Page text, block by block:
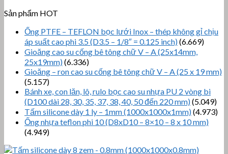
Sản phẩm HOT
Ống PTFE – TEFLON bọc lưới Inox – thép không gỉ chịu
áp suất cao phi 3.5 (D3.5 – 1/8″ = 0.125 inch)(6.669)
Gioăng cao su cống bê tông chữ V – A (25x14mm,
25x19mm)(6.336)
Gioăng – ron cao su cống bê tông chữ V – A (25 x 19 mm)
(5.157)
Bánh xe, con lăn, lô, rulo bọc cao su nhựa PU 2 vòng bi
(D100 dài 28, 30, 35, 37, 38, 40, 50 đến 220 mm)(5.049)
Tấm silicone dày 1 ly – 1mm (1000x1000x1mm)(4.973)
Ống nhựa teflon phi 10 (D8xD10 – 8×10 – 8 x 10 mm)
(4.949)